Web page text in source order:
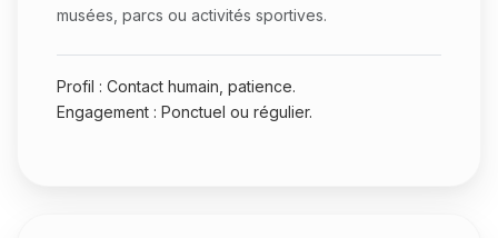
musées, parcs ou activités sportives.
Profil : Contact humain, patience.
Engagement : Ponctuel ou régulier.